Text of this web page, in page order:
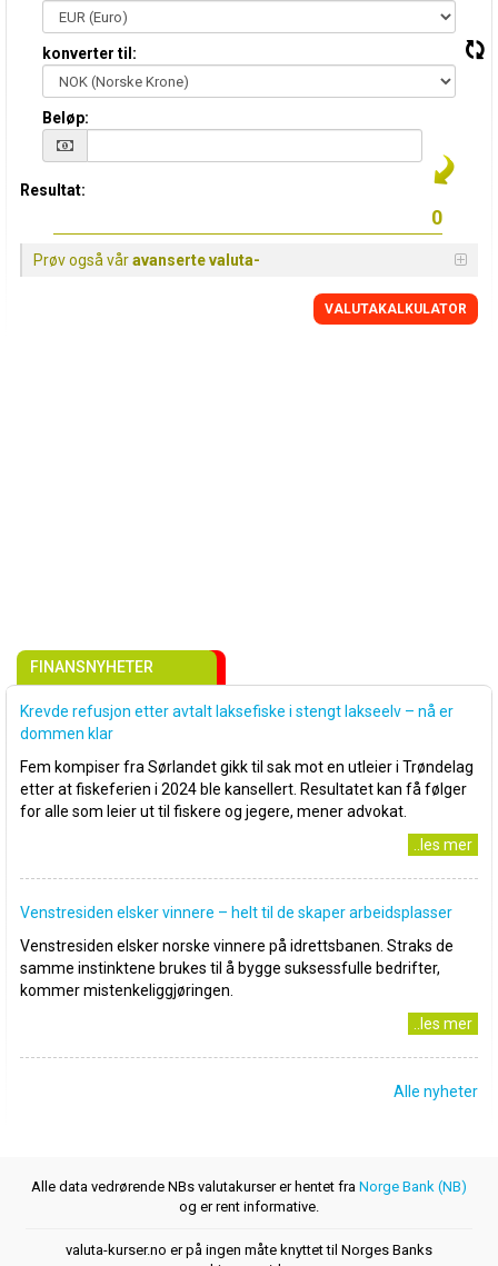
konverter til:
Beløp:
Resultat:
Prøv også våravanserte valuta-
VALUTAKALKULATOR
FINANSNYHETER
Krevde refusjon etter avtalt laksefiske i stengt lakseelv – nå er
dommen klar
Fem kompiser fra Sørlandet gikk til sak mot en utleier i Trøndelag
etter at fiskeferien i 2024 ble kansellert. Resultatet kan få følger
for alle som leier ut til fiskere og jegere, mener advokat.
..les mer
Venstresiden elsker vinnere – helt til de skaper arbeidsplasser
Venstresiden elsker norske vinnere på idrettsbanen. Straks de
samme instinktene brukes til å bygge suksessfulle bedrifter,
kommer mistenkeliggjøringen.
..les mer
Alle nyheter
Alle data vedrørende NBs valutakurser er hentet fra Norge Bank (NB)
og er rent informative.
valuta-kurser.no er på ingen måte knyttet til Norges Banks